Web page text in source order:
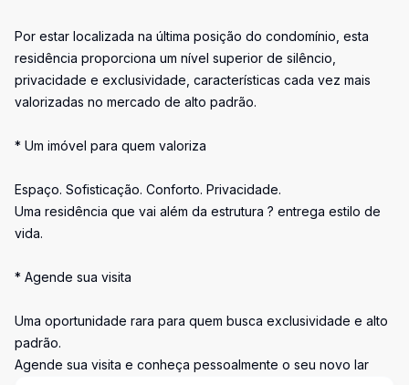
Por estar localizada na última posição do condomínio, esta
residência proporciona um nível superior de silêncio,
privacidade e exclusividade, características cada vez mais
valorizadas no mercado de alto padrão.
* Um imóvel para quem valoriza
Espaço. Sofisticação. Conforto. Privacidade.
Uma residência que vai além da estrutura ? entrega estilo de
vida.
* Agende sua visita
Uma oportunidade rara para quem busca exclusividade e alto
padrão.
Agende sua visita e conheça pessoalmente o seu novo lar